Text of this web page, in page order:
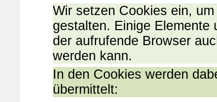
Wir setzen Cookies ein,
gestalten. Einige
der aufrufende Browser
werden kann.
In den Cookies werden
übermittelt: